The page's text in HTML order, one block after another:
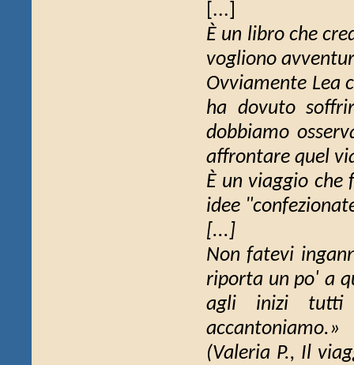
[...]
È un libro che
vogliono
Ovviamente Lea
ha dovuto
dobbiamo
affrontare quel
È un viaggio
idee
[...]
Non fatevi
riporta un po' a
agli inizi tutti
accantoniamo.»
(Valeria P., Il